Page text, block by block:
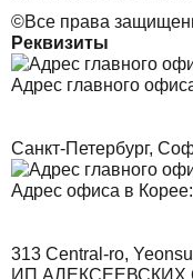
©Все права
Реквизиты
Адрес главного
Санкт-Петербург,
Адрес офиса в Корее:
313 Central-ro,
ИП АЛЕКСЕЕВСКИХ